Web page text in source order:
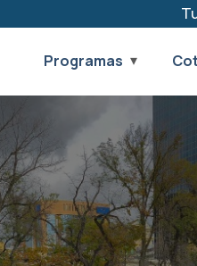
Programas